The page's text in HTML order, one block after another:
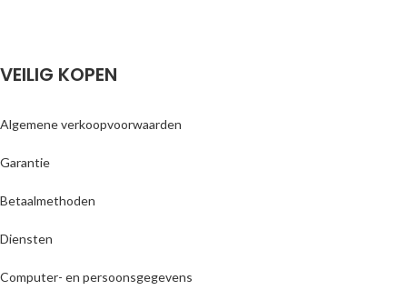
VEILIG KOPEN
Algemene verkoopvoorwaarden
Garantie
Betaalmethoden
Diensten
Computer- en persoonsgegevens